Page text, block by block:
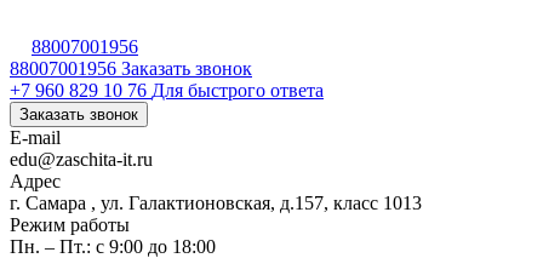
88007001956
88007001956 Заказать звонок
+7 960 829 10 76 Для быстрого ответа
Заказать звонок
E-mail
edu@zaschita-it.ru
Адрес
г. Самара , ул. Галактионовская, д.157, класс 1013
Режим работы
Пн. – Пт.: с 9:00 до 18:00